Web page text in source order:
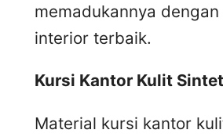
memadukannya
interior terbaik.
Kursi Kantor Kulit S
Material kursi kantor